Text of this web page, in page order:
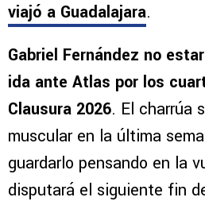
viajó a Guadalajara.
Gabriel Fernández no
ida ante Atlas por los
Clausura 2026. El charrúa
muscular en la última
guardarlo pensando en la
disputará el siguiente fin